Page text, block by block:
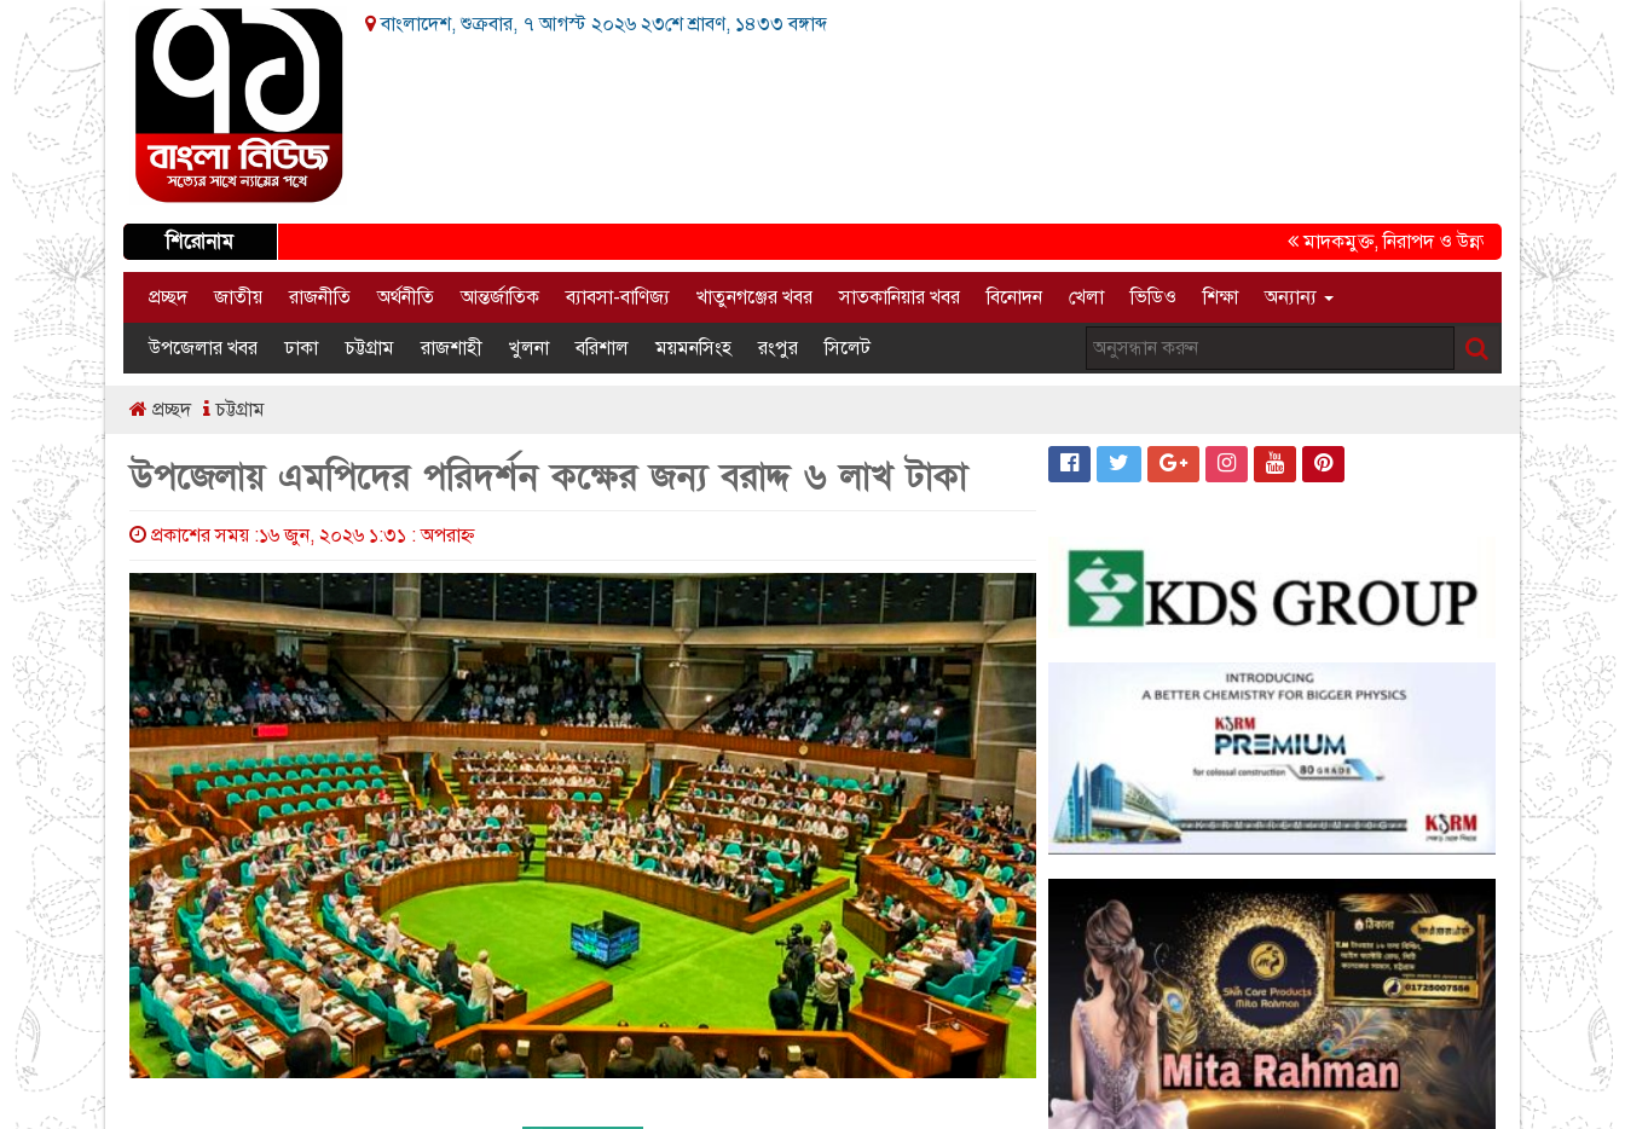
বাংলাদেশ, শুক্রবার, ৭ আগস্ট ২০২৬ ২৩শে শ্রাবণ, ১৪৩৩ বঙ্গাব্দ
শিরোনাম মাদকমুক্ত, নিরাপদ ও উন্নত সমাজ গড়ার প্রত্যয়ে
প্রচ্ছদ জাতীয় রাজনীতি অর্থনীতি আন্তর্জাতিক ব্যাবসা-বাণিজ্য খাতুনগঞ্জের খবর সাতকানিয়ার খবর বিনোদন খেলা ভিডিও শিক্ষা অন্যান্য
উপজেলার খবর ঢাকা চট্টগ্রাম রাজশাহী খুলনা বরিশাল ময়মনসিংহ রংপুর সিলেট
প্রচ্ছদ চট্টগ্রাম
উপজেলায় এমপিদের পরিদর্শন কক্ষের জন্য বরাদ্দ ৬ লাখ টাকা
প্রকাশের সময় :১৬ জুন, ২০২৬ ১:৩১ : অপরাহ্ণ